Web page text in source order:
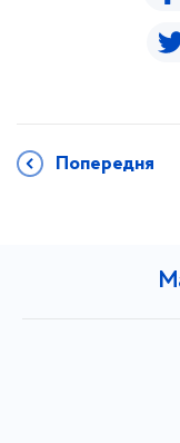
Попередня